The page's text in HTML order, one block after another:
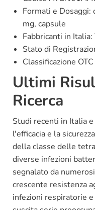
Formati e
mg, capsule
Fabbricanti in
Stato di
Classificazione
Ultimi
Ricerca
Studi recenti in Italia
l'efficacia e la
della classe delle
diverse infezioni
segnalato da
crescente resistenza
infezioni respiratorie